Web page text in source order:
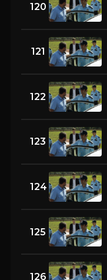
120
121
122
123
124
125
126